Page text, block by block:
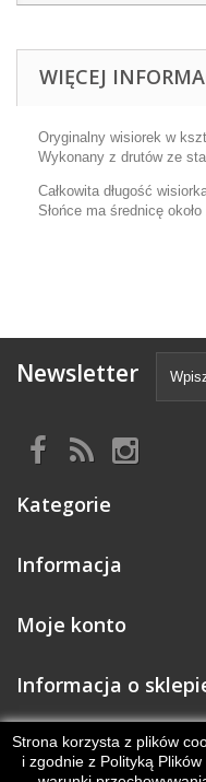
WIĘCEJ
Oryginalny wisiorek w
Wykonany z drutów ze
Całkowita długość
Słońce ma średnicę
Newsletter
Kategorie
Informacja
Moje konto
Informacja o
Strona korzysta z plików
i zgodnie z Polityką